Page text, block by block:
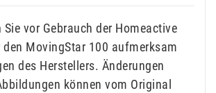
vor Gebrauch der Homeactive
MovingStar 100 aufmerksam
des Herstellers. Änderungen
können vom Original